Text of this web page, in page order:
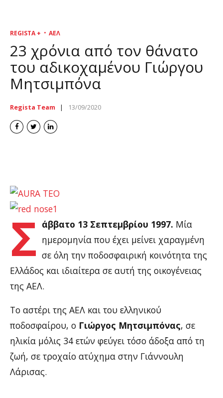
REGISTA + ΑΕΛ
23 χρόνια από τον θάνατο
του αδικοχαμένου Γιώργου
Μητσιμπόνα
Regista Team 13/09/2020
Σ άββατο 13 Σεπτεμβρίου 1997. Μία
ημερομηνία που έχει μείνει χαραγμένη
σε όλη την ποδοσφαιρική κοινότητα της
Ελλάδος και ιδιαίτερα σε αυτή της οικογένειας
της ΑΕΛ.
Το αστέρι της ΑΕΛ και του ελληνικού
ποδοσφαίρου, ο Γιώργος Μητσιμπόνας, σε
ηλικία μόλις 34 ετών φεύγει τόσο άδοξα από τη
ζωή, σε τροχαίο ατύχημα στην Γιάννουλη
Λάρισας.